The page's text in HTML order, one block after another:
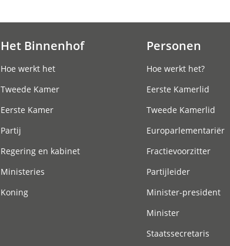
Het Binnenhof
Hoe werkt het
Tweede Kamer
Eerste Kamer
Partij
Regering en kabinet
Ministeries
Koning
Personen
Hoe werkt het?
Eerste Kamerlid
Tweede Kamerlid
Europarlementariër
Fractievoorzitter
Partijleider
Minister-president
Minister
Staatssecretaris